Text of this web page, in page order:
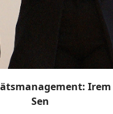
Irem
Sen